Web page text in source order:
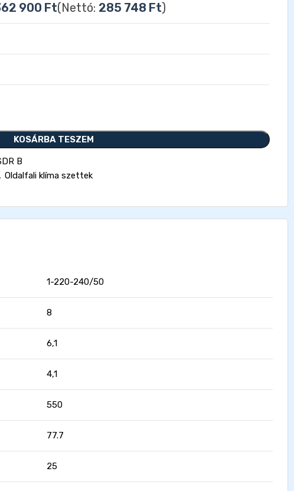
900 Ft(Nettó: 285 748 Ft)
KOSÁRBA TESZEM
B
, Oldalfali klíma szettek
1-220-240/50
8
6,1
4,1
550
77.7
25